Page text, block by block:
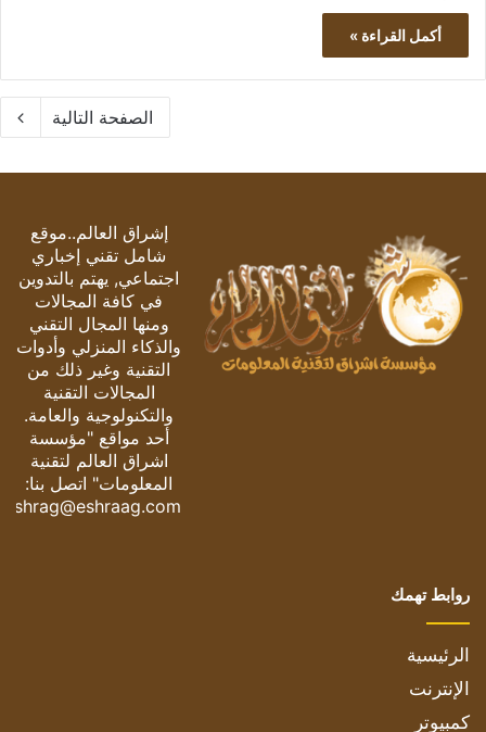
أكمل القراءة »
الصفحة التالية
إشراق العالم..موقع
شامل تقني إخباري
اجتماعي, يهتم بالتدوين
في كافة المجالات
ومنها المجال التقني
والذكاء المنزلي وأدوات
التقنية وغير ذلك من
المجالات التقنية
والتكنولوجية والعامة.
أحد مواقع "مؤسسة
اشراق العالم لتقنية
المعلومات" اتصل بنا:
eshrag@eshraag.com
روابط تهمك
الرئيسية
الإنترنت
كمبيوتر